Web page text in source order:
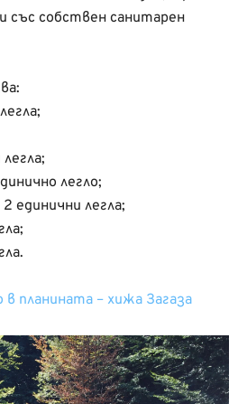
със собствен санитарен
легло;
единични легла;
планината – хижа Загаза